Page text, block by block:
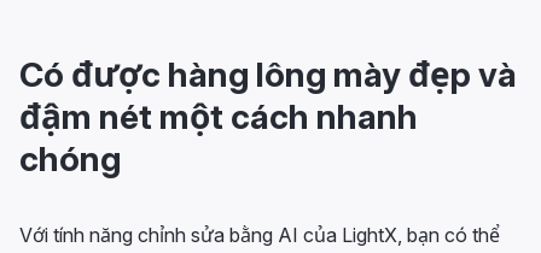
Có được hàng lông mày đẹp và
đậm nét một cách nhanh
chóng
Với tính năng chỉnh sửa bằng AI của LightX, bạn có thể